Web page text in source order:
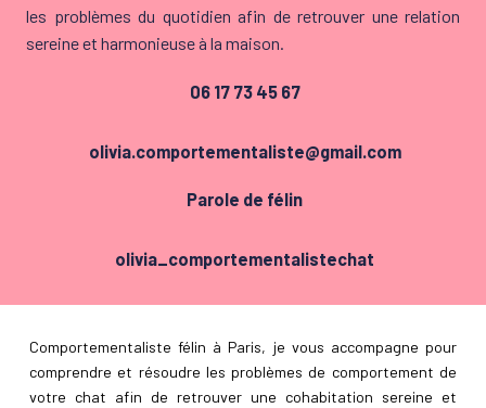
les problèmes du quotidien afin de retrouver une relation
sereine et harmonieuse à la maison.
06 17 73 45 67
olivia.comportementaliste@gmail.com
Parole de félin
olivia_comportementalistechat
Comportementaliste félin à Paris, je vous accompagne pour
comprendre et résoudre les problèmes de comportement de
votre chat afin de retrouver une cohabitation sereine et